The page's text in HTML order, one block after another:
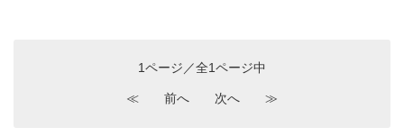
1ページ／全1ページ中
≪ 前へ 次へ ≫